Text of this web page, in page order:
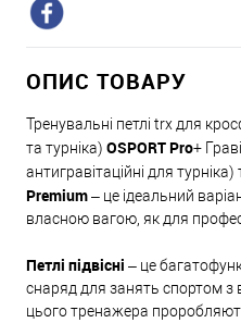
ОПИС ТОВАРУ
Тренувальні петлі trx для
та турніка) OSPORT Pro+
антигравітаційні для
Premium– це ідеальний
власною вагою, як для
Петлі підвісні – це
снаряд для занять спортом
цього тренажера